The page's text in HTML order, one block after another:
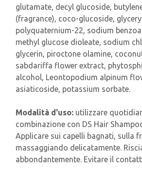
glutamate, decyl glucoside,
(fragrance), coco-glucoside,
polyquaternium-22, sodium
methyl glucose dioleate, sodium
glycerin, piroctone olamine,
sabdariffa flower extract,
alcohol, Leontopodium alpinum
asiaticoside, potassium sorbate.
Modalità d'uso: utilizzare
combinazione con DS Hair
Applicare sui capelli bagnati, sulla
massaggiando delicatamente.
abbondantemente. Evitare il